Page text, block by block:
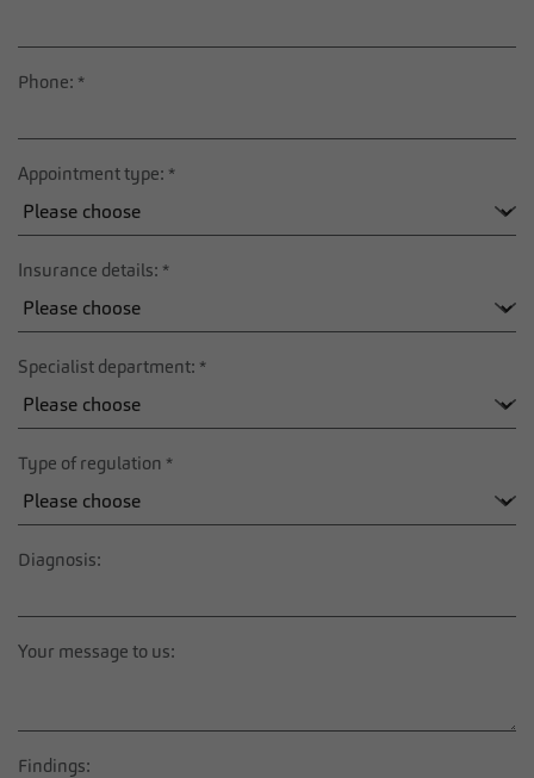
Phone: *
Appointment type: *
Insurance details: *
Specialist department: *
Type of regulation *
Diagnosis:
Your message to us:
Findings: